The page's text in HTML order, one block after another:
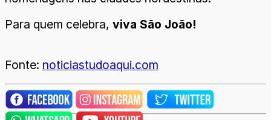
Para quem celebra, viva São João!
Fonte: noticiastudoaqui.com